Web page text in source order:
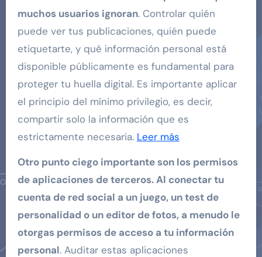
muchos usuarios ignoran. Controlar quién
puede ver tus publicaciones, quién puede
etiquetarte, y qué información personal está
disponible públicamente es fundamental para
proteger tu huella digital. Es importante aplicar
el principio del mínimo privilegio, es decir,
compartir solo la información que es
estrictamente necesaria. Leer más
Otro punto ciego importante son los permisos
de aplicaciones de terceros. Al conectar tu
cuenta de red social a un juego, un test de
personalidad o un editor de fotos, a menudo le
otorgas permisos de acceso a tu información
personal. Auditar estas aplicaciones